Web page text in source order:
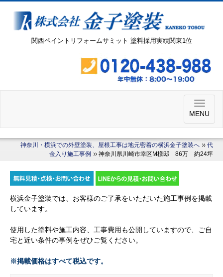
関西ペイントリフォームサミット 塗料採用実績関東1位
MENU
神奈川・横浜での外壁塗装、屋根工事は地元密着の横浜金子塗装へ
代
金入り施工事例
神奈川県川崎市幸区M様邸 86万 約24坪
横浜金子塗装では、お客様のご了承をいただいた施工事例を掲載
しています。
使用した塗料や施工内容、工事費用も公開していますので、ご自
宅と近い条件の事例をぜひご覧ください。
※掲載価格はすべて税込です。